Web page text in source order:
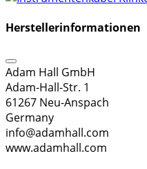
Herstellerinformationen
Adam Hall GmbH
Adam-Hall-Str. 1
61267 Neu-Anspach
Germany
info@adamhall.com
www.adamhall.com